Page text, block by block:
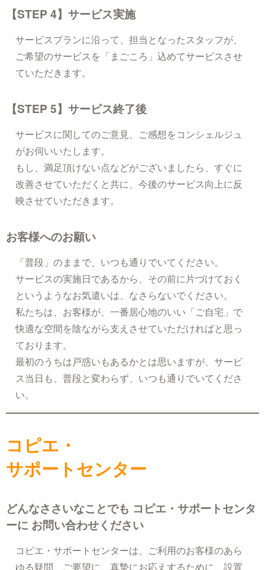
【STEP 4】サービス実施
サービスプランに沿って、担当となったスタッフが、
ご希望のサービスを「まごころ」込めてサービスさせ
ていただきます。
【STEP 5】サービス終了後
サービスに関してのご意見、ご感想をコンシェルジュ
がお伺いいたします。
もし、満足頂けない点などがございましたら、すぐに
改善させていただくと共に、今後のサービス向上に反
映させていただきます。
お客様へのお願い
「普段」のままで、いつも通りでいてください。
サービスの実施日であるから、その前に片づけておく
というようなお気遣いは、なさらないでください。
私たちは、お客様が、一番居心地のいい「ご自宅」で
快適な空間を陰ながら支えさせていただければと思っ
ております。
最初のうちは戸惑いもあるかとは思いますが、サービ
ス当日も、普段と変わらず、いつも通りでいてくださ
い。
コピエ・
サポートセンター
どんなささいなことでも コピエ・サポートセンタ
ーに お問い合わせください
コピエ・サポートセンターは、ご利用のお客様のあら
ゆる疑問、ご要望に、真摯にお応えするために、設置